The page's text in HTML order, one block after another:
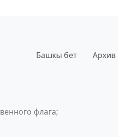
Башкы бет Архив
флага;